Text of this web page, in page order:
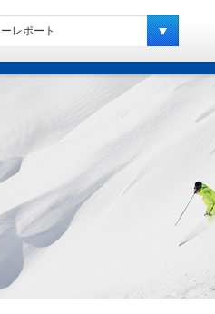
レポート
イキングレポート
ノーレポート
レポート
ーレポート
ンプ・スノーレポート
ド・スノーレポート
ポート